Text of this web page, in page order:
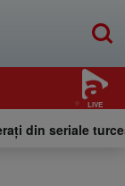
LIVE
din seriale